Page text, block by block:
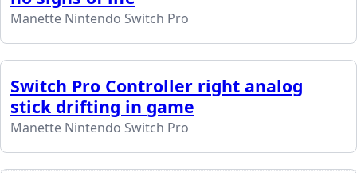
Manette Nintendo Switch Pro
Switch Pro Controller right analog
stick drifting in game
Manette Nintendo Switch Pro